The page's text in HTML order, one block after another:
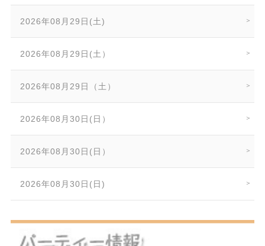
2026年08月29日(土)
2026年08月29日(土）
2026年08月29日（土）
2026年08月30日(日）
2026年08月30日(日）
2026年08月30日(日)